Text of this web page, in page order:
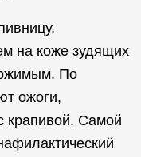
на коже зудящих
По
ожоги,
крапивой. Самой